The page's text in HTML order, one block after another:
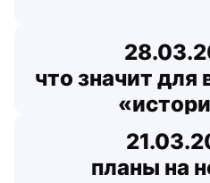
что значит для
планы на